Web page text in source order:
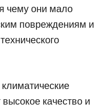
чему они мало
повреждениям и
качество и